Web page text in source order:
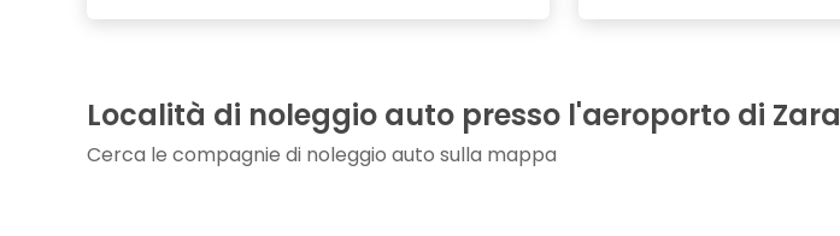
Località di noleggio auto presso l'aeroporto di Zara
Cerca le compagnie di noleggio auto sulla mappa